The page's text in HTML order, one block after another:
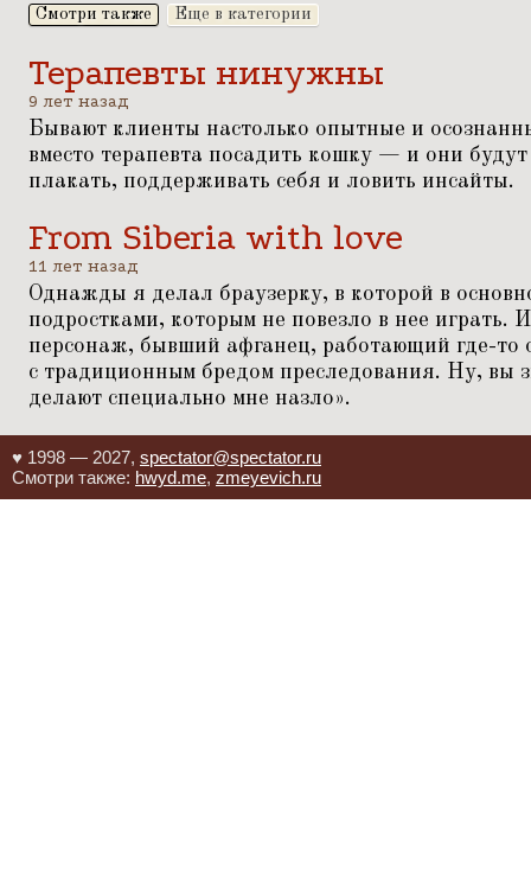
Смотри также Еще в категории
Терапевты нинужны
9 лет назад
Бывают клиенты настолько опытные и
вместо терапевта посадить кошку — и они
плакать, поддерживать себя и ловить инсайты.
From Siberia with love
11 лет назад
Однажды я делал браузерку, в которой в
подростками, которым не повезло в нее
персонаж, бывший афганец, работающий где-то
с традиционным бредом преследования. Ну, вы
делают специально мне назло».
♥ 1998 — 2027, spectator@spectator.ru
Смотри также: hwyd.me, zmeyevich.ru